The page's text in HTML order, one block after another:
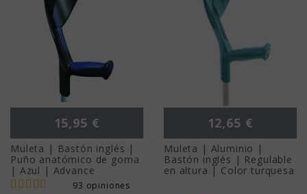
Precio
15,95 €
Muleta | Bastón inglés |
Puño anatómico de goma
| Azul | Advance
93 opiniones
Precio
12,65 €
Muleta | Aluminio |
Bastón inglés | Regulable
en altura | Color turquesa